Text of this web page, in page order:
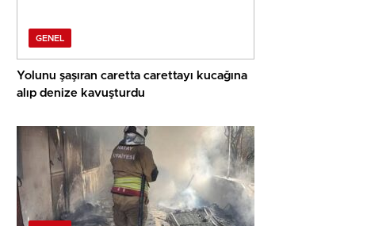
GENEL
Yolunu şaşıran caretta carettayı kucağına
alıp denize kavuşturdu